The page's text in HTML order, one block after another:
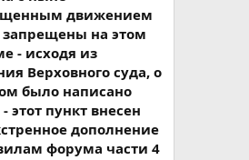
движением
на этом
- исходя из
Верховного суда, о
было написано
этот пункт внесен
дополнение
форума части 4